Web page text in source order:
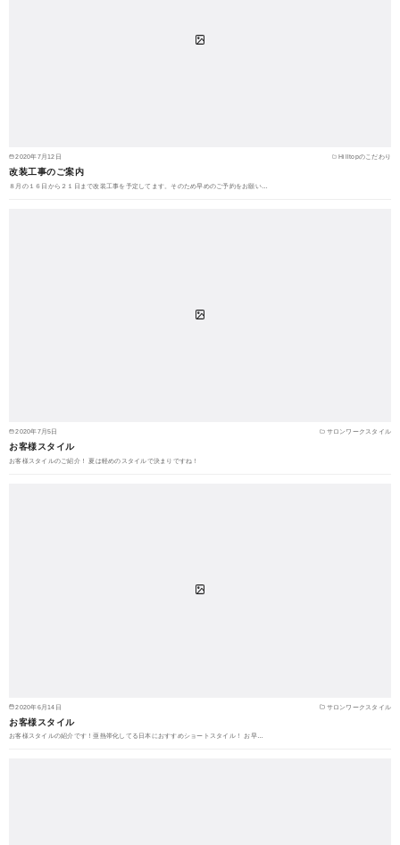
2020年7月12日 Hilltopのこだわり
改装工事のご案内
８月の１６日から２１日まで改装工事を予定してます。そのため早めのご予約をお願い…
2020年7月5日 サロンワークスタイル
お客様スタイル
お客様スタイルのご紹介！ 夏は軽めのスタイルで決まりですね！
2020年6月14日 サロンワークスタイル
お客様スタイル
お客様スタイルの紹介です！亜熱帯化してる日本におすすめショートスタイル！ お早…